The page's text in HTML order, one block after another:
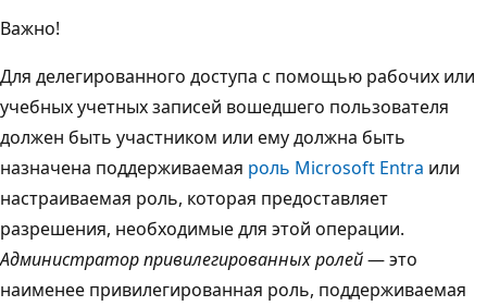
Важно!
Для делегированного доступа с помощью рабочих или
учебных учетных записей вошедшего пользователя
должен быть участником или ему должна быть
назначена поддерживаемая роль Microsoft Entra или
настраиваемая роль, которая предоставляет
разрешения, необходимые для этой операции.
Администратор привилегированных ролей— это
наименее привилегированная роль, поддерживаемая